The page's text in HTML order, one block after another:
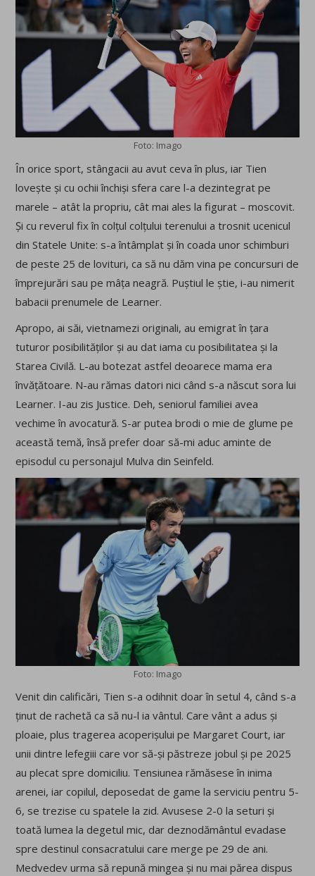
Foto: Imago
În orice sport, stângacii au avut ceva în plus, iar Tien
lovește și cu ochii închiși sfera care l-a dezintegrat pe
marele – atât la propriu, cât mai ales la figurat – moscovit.
Și cu reverul fix în colțul colțului terenului a trosnit ucenicul
din Statele Unite: s-a întâmplat și în coada unor schimburi
de peste 25 de lovituri, ca să nu dăm vina pe concursuri de
împrejurări sau pe mâța neagră. Puștiul le știe, i-au nimerit
babacii prenumele de Learner.
Apropo, ai săi, vietnamezi originali, au emigrat în țara
tuturor posibilităților și au dat iama cu posibilitatea și la
Starea Civilă. L-au botezat astfel deoarece mama era
învățătoare. N-au rămas datori nici când s-a născut sora lui
Learner. I-au zis Justice. Deh, seniorul familiei avea
vechime în avocatură. S-ar putea brodi o mie de glume pe
această temă, însă prefer doar să-mi aduc aminte de
episodul cu personajul Mulva din Seinfeld.
Foto: Imago
Venit din calificări, Tien s-a odihnit doar în setul 4, când s-a
ținut de rachetă ca să nu-l ia vântul. Care vânt a adus și
ploaie, plus tragerea acoperișului pe Margaret Court, iar
unii dintre lefegiii care vor să-și păstreze jobul și pe 2025
au plecat spre domiciliu. Tensiunea rămăsese în inima
arenei, iar copilul, deposedat de game la serviciu pentru 5-
6, se trezise cu spatele la zid. Avusese 2-0 la seturi și
toată lumea la degetul mic, dar deznodământul evadase
spre destinul consacratului care merge pe 29 de ani.
Medvedev urma să repună mingea și nu mai părea dispus